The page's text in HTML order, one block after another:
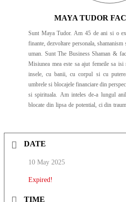
MAYA TUDOR
Sunt Maya Tudor. Am 45 de ani si o
finante, dezvoltare personala,
uman. Sunt The Business Shaman &
Misiunea mea este sa ajut femeile sa isi
insele, cu banii, cu corpul si cu puterea lor
umbrele si blocajele financiare din
si spirituala. Am inteles de-a lungul
blocate din lipsa de potential, ci din
constientizare si integrare emotionala. In sesiunile si experientele pe
reconectarea femeii la propria intuitie,
Cred profund ca frumusetea, abundenta
despre ceea ce numesc “botoxul
DATE
10 May 2025
Expired!
TIME